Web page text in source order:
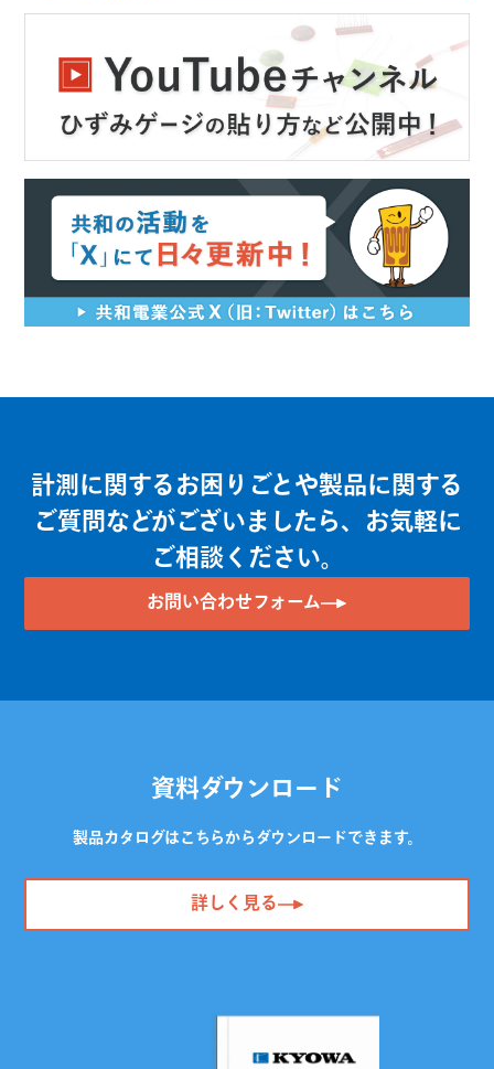
計測に関するお困りごとや製品に関する
ご質問などがございましたら、お気軽に
ご相談ください。
お問い合わせフォーム
資料ダウンロード
製品カタログはこちらからダウンロードできます。
詳しく見る